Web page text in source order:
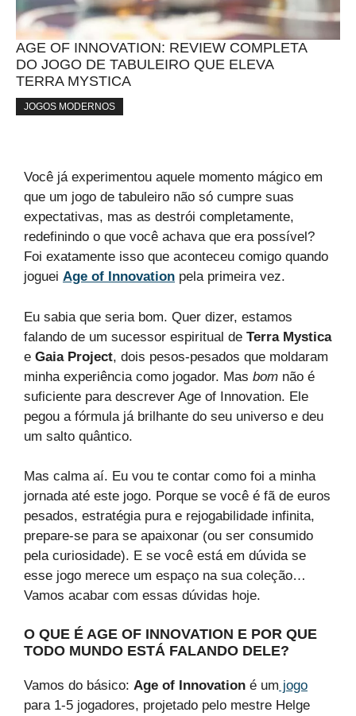
AGE OF INNOVATION: REVIEW COMPLETA
DO JOGO DE TABULEIRO QUE ELEVA
TERRA MYSTICA
JOGOS MODERNOS
Você já experimentou aquele momento mágico em
que um jogo de tabuleiro não só cumpre suas
expectativas, mas as destrói completamente,
redefinindo o que você achava que era possível?
Foi exatamente isso que aconteceu comigo quando
joguei Age of Innovation pela primeira vez.
Eu sabia que seria bom. Quer dizer, estamos
falando de um sucessor espiritual de Terra Mystica
e Gaia Project, dois pesos-pesados que moldaram
minha experiência como jogador. Mas bom não é
suficiente para descrever Age of Innovation. Ele
pegou a fórmula já brilhante do seu universo e deu
um salto quântico.
Mas calma aí. Eu vou te contar como foi a minha
jornada até este jogo. Porque se você é fã de euros
pesados, estratégia pura e rejogabilidade infinita,
prepare-se para se apaixonar (ou ser consumido
pela curiosidade). E se você está em dúvida se
esse jogo merece um espaço na sua coleção…
Vamos acabar com essas dúvidas hoje.
O QUE É AGE OF INNOVATION E POR QUE
TODO MUNDO ESTÁ FALANDO DELE?
Vamos do básico: Age of Innovation é um jogo
para 1-5 jogadores, projetado pelo mestre Helge